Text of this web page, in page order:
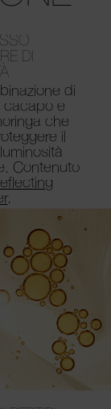
DI
di
cacapo e
che
il
Contenuto
.